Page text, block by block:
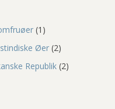
(1)
Øer(2)
Republik(2)